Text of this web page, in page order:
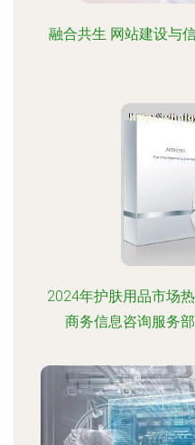
融合共生 网站建设与
2024年护肤用品市场
商务信息咨询服务